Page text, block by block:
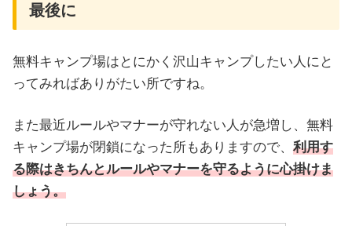
最後に
無料キャンプ場はとにかく沢山キャンプしたい人にと
ってみればありがたい所ですね。
また最近ルールやマナーが守れない人が急増し、無料
キャンプ場が閉鎖になった所もありますので、 利用す
る際はきちんとルールやマナーを守るように心掛けま
しょう。